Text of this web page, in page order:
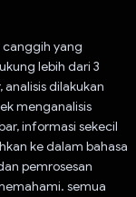
canggih yang
lebih dari 3
dilakukan
menganalisis
informasi sekecil
ke dalam bahasa
pemrosesan
semua